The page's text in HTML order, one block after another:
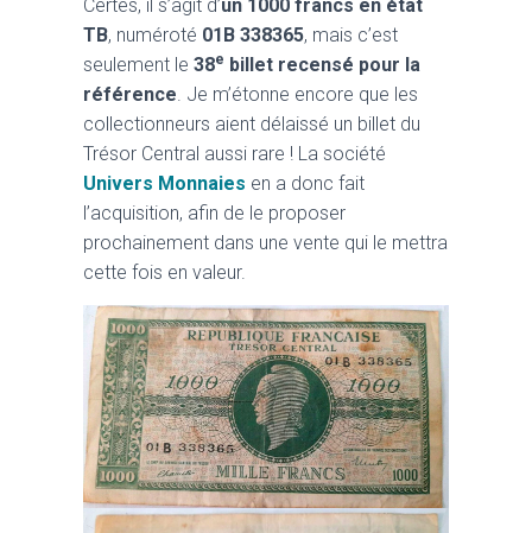
Certes, il s’agit d’un 1000 francs en état
TB, numéroté 01B 338365, mais c’est
seulement le 38e billet recensé pour la
référence . Je m’étonne encore que les
collectionneurs aient délaissé un billet du
Trésor Central aussi rare ! La société
Univers Monnaies en a donc fait
l’acquisition, afin de le proposer
prochainement dans une vente qui le mettra
cette fois en valeur.